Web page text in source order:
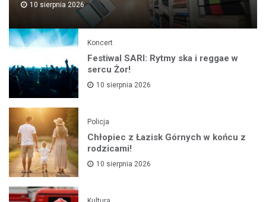
10 sierpnia 2026
Koncert
Festiwal SARI: Rytmy ska i reggae w
sercu Żor!
10 sierpnia 2026
Policja
Chłopiec z Łazisk Górnych w końcu z
rodzicami!
10 sierpnia 2026